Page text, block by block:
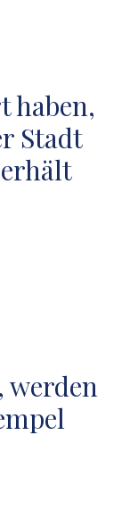
haben,
Stadt
werden